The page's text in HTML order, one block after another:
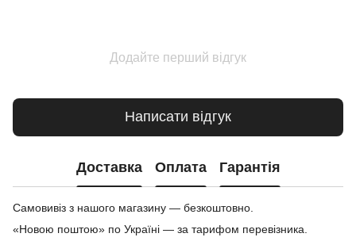
Додайте перший відгук
Написати відгук
Доставка Оплата Гарантія
Самовивіз з нашого магазину — безкоштовно.
«Новою поштою» по Україні — за тарифом перевізника.